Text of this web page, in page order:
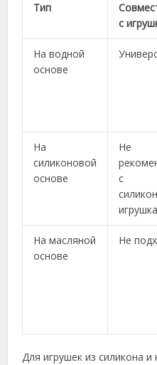
Тип
с
На водной
основе
На
силиконовой
основе
Не
с
На масляной
основе
Не
Для игрушек из силикона